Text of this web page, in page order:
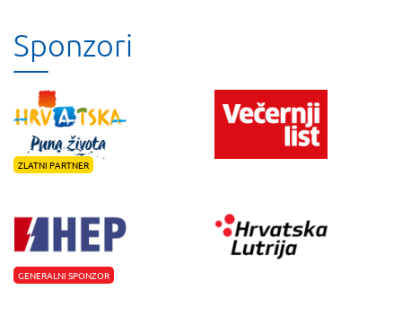
Sponzori
ZLATNI PARTNER
GENERALNI SPONZOR